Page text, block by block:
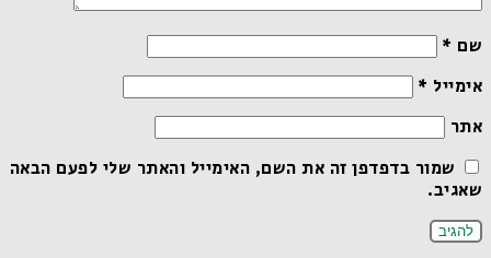
שם*
אימייל*
אתר
שמור בדפדפן זה את השם, האימייל והאתר שלי לפעם הבאה
שאגיב.